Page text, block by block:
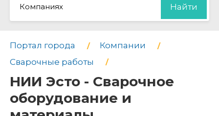
Компаниях Найти
Портал города
Компании
Сварочные работы
НИИ Эсто - Сварочное
оборудование и